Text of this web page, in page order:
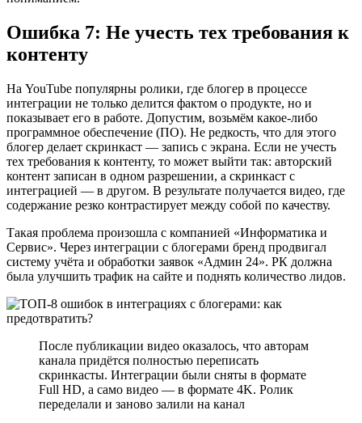
Ошибка 7: Не учесть тех требования к
контенту
На YouTube популярны ролики, где блогер в процессе
интеграции не только делится фактом о продукте, но и
показывает его в работе. Допустим, возьмём какое-либо
программное обеспечение (ПО). Не редкость, что для этого
блогер делает скринкаст — запись с экрана. Если не учесть
тех требования к контенту, то может выйти так: авторский
контент записан в одном разрешении, а скринкаст с
интеграцией — в другом. В результате получается видео, где
содержание резко контрастирует между собой по качеству.
Такая проблема произошла с компанией «Информатика и
Сервис». Через интеграции с блогерами бренд продвигал
систему учёта и обработки заявок «Админ 24». РК должна
была улучшить трафик на сайте и поднять количество лидов.
После публикации видео оказалось, что авторам
канала придётся полностью переписать
скринкасты. Интеграции были сняты в формате
Full HD, а само видео — в формате 4K. Ролик
переделали и заново залили на канал